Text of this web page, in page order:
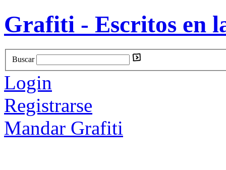
Grafiti - Escritos en
Buscar
Login
Registrarse
Mandar Grafiti